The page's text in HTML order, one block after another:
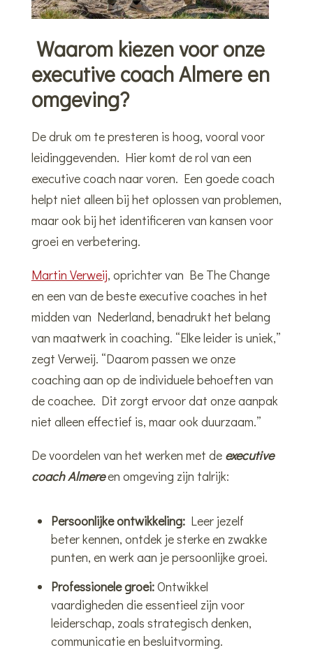
Waarom kiezen voor onze
executive coach Almere en
omgeving?
De druk om te presteren is hoog, vooral voor
leidinggevenden. Hier komt de rol van een
executive coach naar voren. Een goede coach
helpt niet alleen bij het oplossen van problemen,
maar ook bij het identificeren van kansen voor
groei en verbetering.
Martin Verweij, oprichter van Be The Change
en een van de beste executive coaches in het
midden van Nederland, benadrukt het belang
van maatwerk in coaching. “Elke leider is uniek,”
zegt Verweij. “Daarom passen we onze
coaching aan op de individuele behoeften van
de coachee. Dit zorgt ervoor dat onze aanpak
niet alleen effectief is, maar ook duurzaam.”
De voordelen van het werken met de executive
coach Almereen omgeving zijn talrijk:
Persoonlijke ontwikkeling:Leer jezelf
beter kennen, ontdek je sterke en zwakke
punten, en werk aan je persoonlijke groei.
Professionele groei:Ontwikkel
vaardigheden die essentieel zijn voor
leiderschap, zoals strategisch denken,
communicatie en besluitvorming.